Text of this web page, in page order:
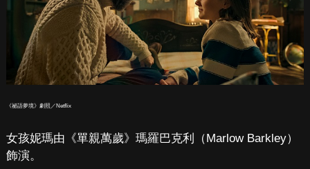
《祕語夢境》劇照／Netflix
女孩妮瑪由《單親萬歲》瑪羅巴克利（Marlow Barkley）
飾演。